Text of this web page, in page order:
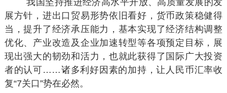
我国坚持推进经济高水平开放、高质量发展的发
展方针，进出口贸易形势依旧看好，货币政策稳健得
当，提升了经济承压能力，基本实现了经济结构调整
优化、产业改造及企业加速转型等各项预定目标，展
现出强大的韧劲和活力，也就此获得了国际广大投资
者的认可……诸多利好因素的加持，让人民币汇率收
复“7关口”势在必然。